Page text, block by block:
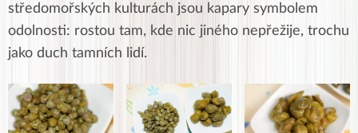
středomořských kulturách jsou kapary symbolem
odolnosti: rostou tam, kde nic jiného nepřežije, trochu
jako duch tamních lidí.